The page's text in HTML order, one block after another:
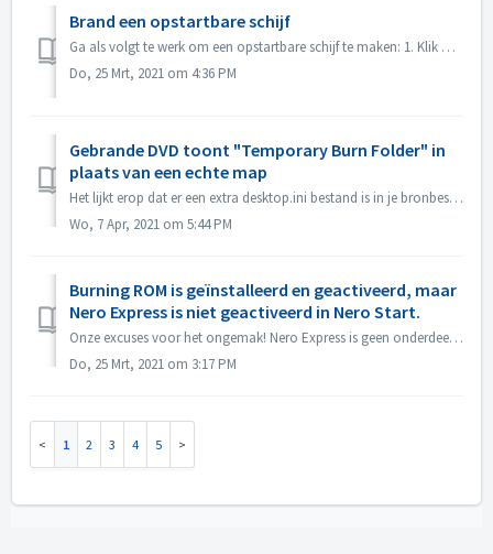
Brand een opstartbare schijf
Ga als volgt te werk om een opstartbare schijf te maken: 1. Klik op de knop Nieuw in het hoofdscherm van Nero Burning ROM. -> Het venster Nieuwe compila...
Do, 25 Mrt, 2021 om 4:36 PM
Gebrande DVD toont "Temporary Burn Folder" in
plaats van een echte map
Het lijkt erop dat er een extra desktop.ini bestand is in je bronbestanden. Verkenner leest dat bestand en vindt dat deze specifieke map een gelokaliseerde ...
Wo, 7 Apr, 2021 om 5:44 PM
Burning ROM is geïnstalleerd en geactiveerd, maar
Nero Express is niet geactiveerd in Nero Start.
Onze excuses voor het ongemak! Nero Express is geen onderdeel van het Nero BurningRom standalone product. Nero Express wordt verkocht in offline winkels. H...
Do, 25 Mrt, 2021 om 3:17 PM
1 2 3 4 5